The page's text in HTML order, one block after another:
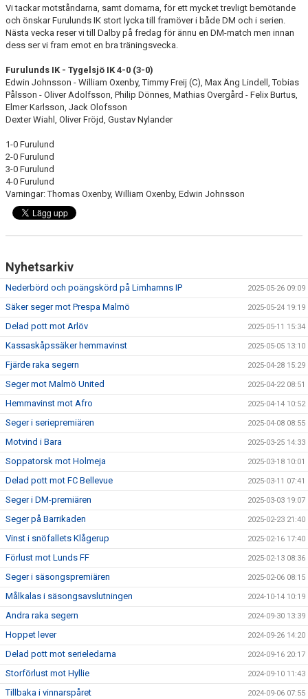
Vi tackar motståndarna, samt domarna, för ett mycket trevligt bemötande
och önskar Furulunds IK stort lycka till framöver i både DM och i serien.
Nästa vecka reser vi till Dalby på fredag för ännu en DM-match men innan
dess ser vi fram emot en bra träningsvecka.
Furulunds IK - Tygelsjö IK 4-0 (3-0)
Edwin Johnsson - William Oxenby, Timmy Freij (C), Max Äng Lindell, Tobias
Pålsson - Oliver Adolfsson, Philip Dönnes, Mathias Overgård - Felix Burtus,
Elmer Karlsson, Jack Olofsson
Dexter Wiahl, Oliver Fröjd, Gustav Nylander
1-0 Furulund
2-0 Furulund
3-0 Furulund
4-0 Furulund
Varningar: Thomas Oxenby, William Oxenby, Edwin Johnsson
Nyhetsarkiv
Nederbörd och poängskörd på Limhamns IP 2025-05-26 09:09
Säker seger mot Prespa Malmö 2025-05-24 19:19
Delad pott mot Arlöv 2025-05-11 15:34
Kassaskåpssäker hemmavinst 2025-05-05 13:10
Fjärde raka segern 2025-04-28 15:29
Seger mot Malmö United 2025-04-22 08:51
Hemmavinst mot Afro 2025-04-14 10:52
Seger i seriepremiären 2025-04-08 08:55
Motvind i Bara 2025-03-25 14:33
Soppatorsk mot Holmeja 2025-03-18 10:01
Delad pott mot FC Bellevue 2025-03-11 07:41
Seger i DM-premiären 2025-03-03 19:07
Seger på Barrikaden 2025-02-23 21:40
Vinst i snöfallets Klågerup 2025-02-16 17:40
Förlust mot Lunds FF 2025-02-13 08:36
Seger i säsongspremiären 2025-02-06 08:15
Målkalas i säsongsavslutningen 2024-10-14 10:19
Andra raka segern 2024-09-30 13:39
Hoppet lever 2024-09-26 14:20
Delad pott mot serieledarna 2024-09-16 20:17
Storförlust mot Hyllie 2024-09-10 11:43
Tillbaka i vinnarspåret 2024-09-06 07:55